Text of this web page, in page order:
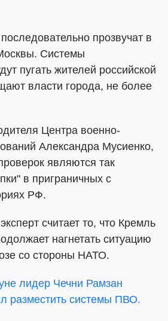
прозвучат в
Системы
пугать жителей российской
власти города, не более
Центра военно-
Александра Мусиенко,
являются так
в приграничных с
РФ.
считает то, что Кремль
нагнетать ситуацию
со стороны НАТО.
лидер Чечни Рамзан
разместить системы ПВО.